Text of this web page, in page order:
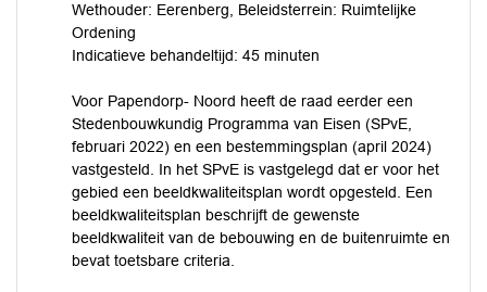
Wethouder: Eerenberg, Beleidsterrein: Ruimtelijke
Ordening
Indicatieve behandeltijd: 45 minuten
Voor Papendorp- Noord heeft de raad eerder een
Stedenbouwkundig Programma van Eisen (SPvE,
februari 2022) en een bestemmingsplan (april 2024)
vastgesteld. In het SPvE is vastgelegd dat er voor het
gebied een beeldkwaliteitsplan wordt opgesteld. Een
beeldkwaliteitsplan beschrijft de gewenste
beeldkwaliteit van de bebouwing en de buitenruimte en
bevat toetsbare criteria.